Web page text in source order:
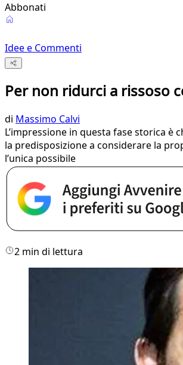
Abbonati
Idee e Commenti
Per non ridurci a rissoso
di Massimo Calvi
L’impressione in questa fase storica è
la predisposizione a considerare la
l’unica possibile
2 min di lettura